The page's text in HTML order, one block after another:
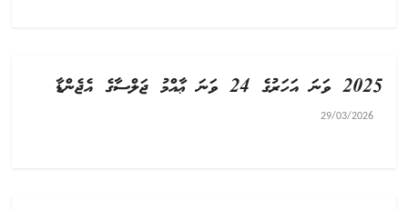
2025 ވަނަ އަހަރުގެ 24 ވަނަ ޢާއްމު ޖަލްސާގެ އެޖެންޑާ
29/03/2026